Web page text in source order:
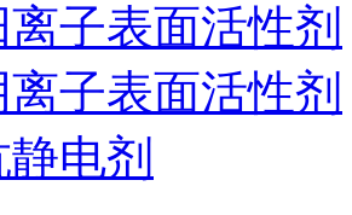
离子表面活性剂
离子表面活性剂
电剂